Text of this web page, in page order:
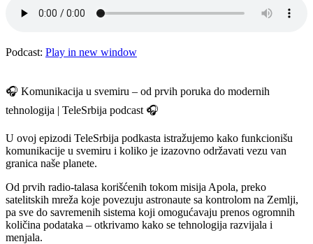
Podcast: Play in new window
🎧 Komunikacija u svemiru – od prvih poruka do modernih
tehnologija | TeleSrbija podcast 🎧
U ovoj epizodi TeleSrbija podkasta istražujemo kako funkcionišu
komunikacije u svemiru i koliko je izazovno održavati vezu van
granica naše planete.
Od prvih radio-talasa korišćenih tokom misija Apola, preko
satelitskih mreža koje povezuju astronaute sa kontrolom na Zemlji,
pa sve do savremenih sistema koji omogućavaju prenos ogromnih
količina podataka – otkrivamo kako se tehnologija razvijala i
menjala.